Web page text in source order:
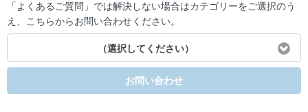
「よくあるご質問」では解決しない場合はカテゴリーをご選択のう
え、こちらからお問い合わせください。
（選択してください）
お問い合わせ